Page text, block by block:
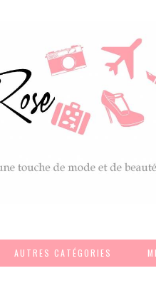
AUTRES CATÉGORIES